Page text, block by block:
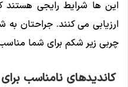
این ها شرایط رایجی هستند
ارزیابی می کنند. جراحتان
چربی زیر شکم برای شما
کاندیدهای نامناسب